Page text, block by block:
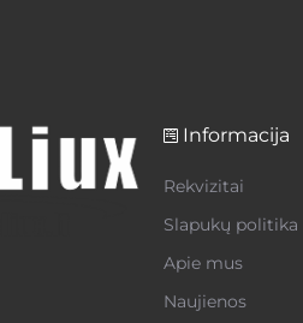
Informacija
Rekvizitai
Slapukų politika
Apie mus
Naujienos